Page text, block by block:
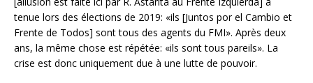
tenue lors des élections de 2019: «ils [Juntos por el Cambio et
Frente de Todos] sont tous des agents du FMI». Après deux
ans, la même chose est répétée: «ils sont tous pareils». La
crise est donc uniquement due à une lutte de pouvoir.